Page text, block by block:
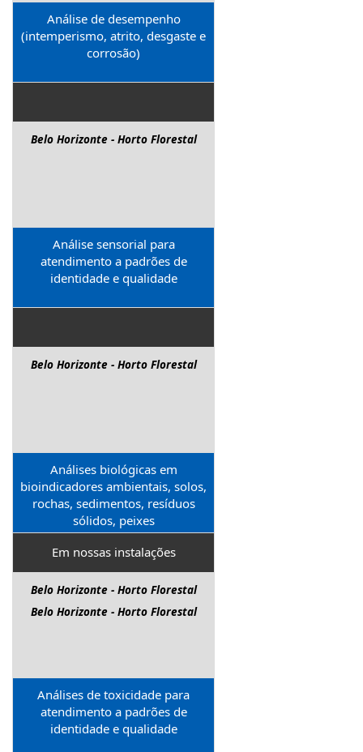
Análise de desempenho
(intemperismo, atrito, desgaste e
corrosão)
Belo Horizonte - Horto Florestal
Análise sensorial para
atendimento a padrões de
identidade e qualidade
Belo Horizonte - Horto Florestal
Análises biológicas em
bioindicadores ambientais, solos,
rochas, sedimentos, resíduos
sólidos, peixes
Em nossas instalações
Belo Horizonte - Horto Florestal
Belo Horizonte - Horto Florestal
Análises de toxicidade para
atendimento a padrões de
identidade e qualidade